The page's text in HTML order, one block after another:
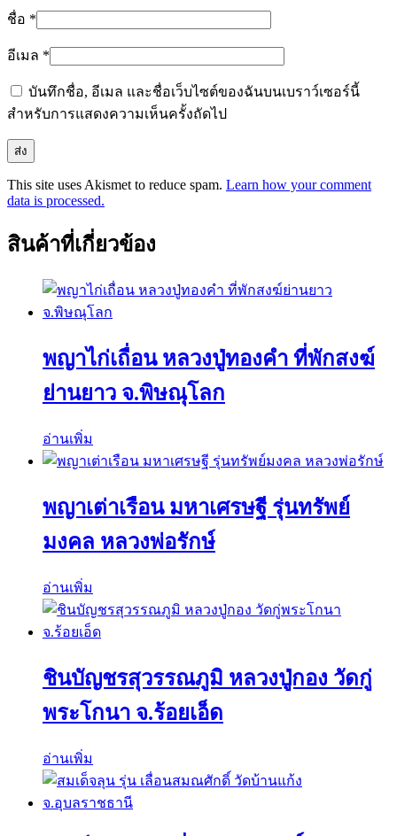
ชื่อ *
อีเมล *
บันทึกชื่อ, อีเมล และชื่อเว็บไซต์ของฉันบนเบราว์เซอร์นี้
สำหรับการแสดงความเห็นครั้งถัดไป
This site uses Akismet to reduce spam. Learn how your comment
data is processed.
สินค้าที่เกี่ยวข้อง
พญาไก่เถื่อน หลวงปู่ทองคำ ที่พักสงฆ์
ย่านยาว จ.พิษณุโลก
อ่านเพิ่ม
พญาเต่าเรือน มหาเศรษฐี รุ่นทรัพย์
มงคล หลวงพ่อรักษ์
อ่านเพิ่ม
ชินบัญชรสุวรรณภูมิ หลวงปู่กอง วัดกู่
พระโกนา จ.ร้อยเอ็ด
อ่านเพิ่ม